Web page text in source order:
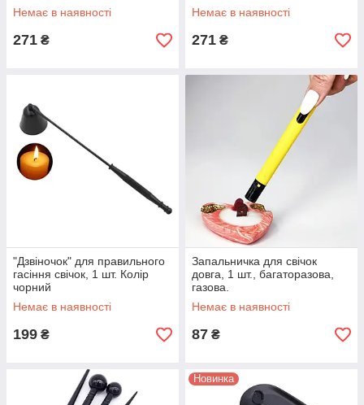
Немає в наявності
271 ₴
Немає в наявності
271 ₴
"Дзвіночок" для правильного
гасіння свічок, 1 шт. Колір
чорний
Немає в наявності
199 ₴
Запальничка для свічок
довга, 1 шт., багаторазова,
газова.
Немає в наявності
87 ₴
Новинка